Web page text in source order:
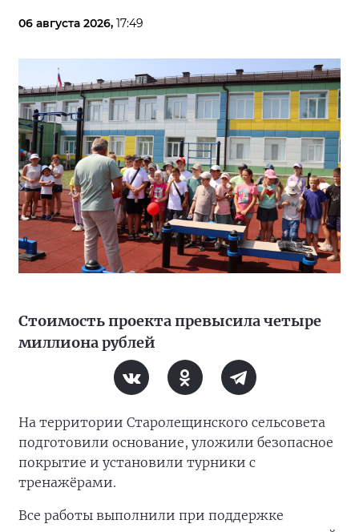
06 августа 2026, 17:49
Стоимость проекта превысила четыре
миллиона рублей
На территории Старолещинского сельсовета
подготовили основание, уложили безопасное
покрытие и установили турники с
тренажёрами.
Все работы выполнили при поддержке